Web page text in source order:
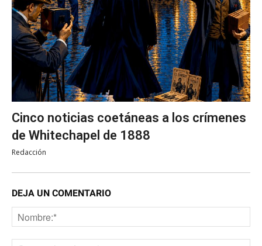
Cinco noticias coetáneas a los crímenes
de Whitechapel de 1888
Redacción
DEJA UN COMENTARIO